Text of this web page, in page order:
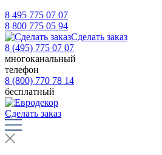
8 495 775 07 07
8 800 775 05 94
Сделать заказ
8 (495) 775 07 07
многоканальный
телефон
8 (800) 770 78 14
бесплатный
Сделать заказ